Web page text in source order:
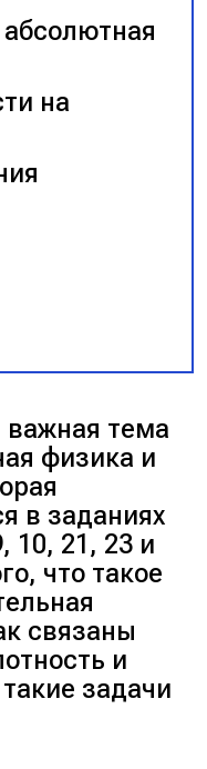
на
тема
физика и
в заданиях
10, 21, 23 и
что такое
связаны
и
задачи